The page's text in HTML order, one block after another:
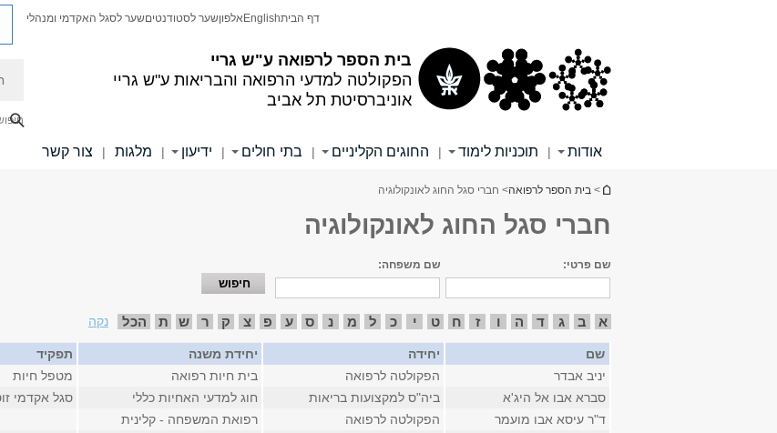
בית הספר לרפואה ע"ש גריי
הפקולטה למדעי הרפואה והבריאות ע"ש גריי
אוניברסיטת תל אביב
דף הביתEnglish אלפוןשער לסטודנטיםשער לסגל האקדמי ומנהלי
אודות | תוכניות לימוד | החוגים הקליניים | בתי חולים | ידיעון | מלגות | צור קשר
הינך נמצא כאן
> בית הספר לרפואה> חברי סגל החוג לאונקולוגיה
חברי סגל החוג לאונקולוגיה
שם פרטי: שם משפחה:
א ב ג ד ה ו ז ח ט י כ ל מ נ ס ע פ צ ק ר ש ת הכל נקה
שם יחידה יחידת משנה תפקיד
יניב אבדר
הפקולטה לרפואה בית חיות רפואה מטפל חיות
סברא אבו אל היג'א
ביה"ס למקצועות בריאות חוג למדעי האחיות כללי
סגל אקדמי
ד"ר עיסא אבו מועמר
הפקולטה לרפואה
רפואת המשפחה - קלינית